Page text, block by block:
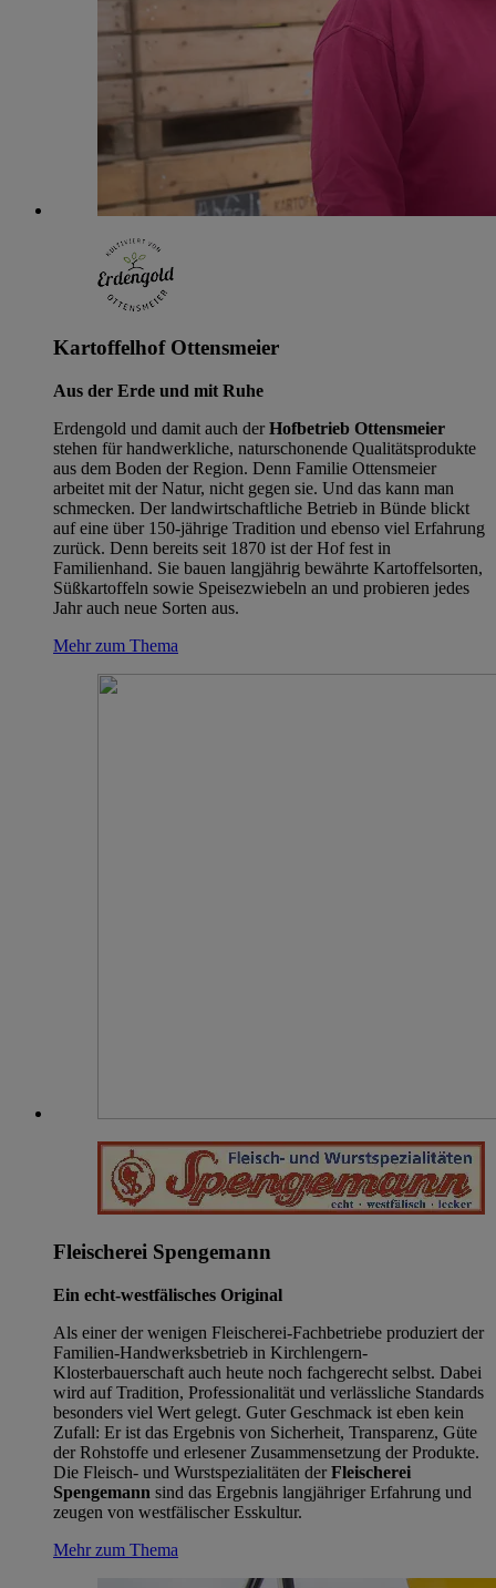
Kartoffelhof Ottensmeier
Aus der Erde und mit Ruhe
Erdengold und damit auch der Hofbetrieb Ottensmeier
stehen für handwerkliche, naturschonende Qualitätsprodukte
aus dem Boden der Region. Denn Familie Ottensmeier
arbeitet mit der Natur, nicht gegen sie. Und das kann man
schmecken. Der landwirtschaftliche Betrieb in Bünde blickt
auf eine über 150-jährige Tradition und ebenso viel Erfahrung
zurück. Denn bereits seit 1870 ist der Hof fest in
Familienhand. Sie bauen langjährig bewährte Kartoffelsorten,
Süßkartoffeln sowie Speisezwiebeln an und probieren jedes
Jahr auch neue Sorten aus.
Mehr zum Thema
Fleischerei Spengemann
Ein echt-westfälisches Original
Als einer der wenigen Fleischerei-Fachbetriebe produziert der
Familien-Handwerksbetrieb in Kirchlengern-
Klosterbauerschaft auch heute noch fachgerecht selbst. Dabei
wird auf Tradition, Professionalität und verlässliche Standards
besonders viel Wert gelegt. Guter Geschmack ist eben kein
Zufall: Er ist das Ergebnis von Sicherheit, Transparenz, Güte
der Rohstoffe und erlesener Zusammensetzung der Produkte.
Die Fleisch- und Wurstspezialitäten der Fleischerei
Spengemann sind das Ergebnis langjähriger Erfahrung und
zeugen von westfälischer Esskultur.
Mehr zum Thema